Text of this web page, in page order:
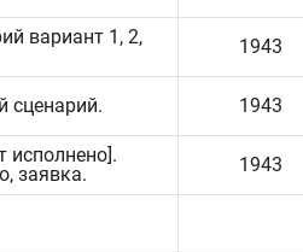
вариант 1, 2,
1943
сценарий. 1943
исполнено].
заявка.
1943